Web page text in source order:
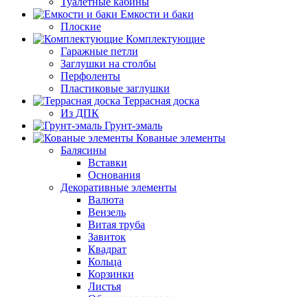
Емкости и баки
Плоские
Комплектующие
Гаражные петли
Заглушки на столбы
Перфоленты
Пластиковые заглушки
Террасная доска
Из ДПК
Грунт-эмаль
Кованые элементы
Балясины
Вставки
Основания
Декоративные элементы
Валюта
Вензель
Витая труба
Завиток
Квадрат
Кольца
Корзинки
Листья